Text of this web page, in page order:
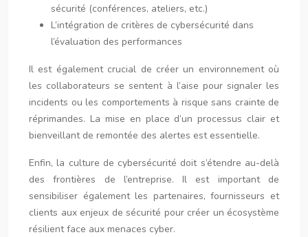
sécurité (conférences, ateliers, etc.)
L’intégration de critères de cybersécurité dans
l’évaluation des performances
Il est également crucial de créer un environnement où
les collaborateurs se sentent à l’aise pour signaler les
incidents ou les comportements à risque sans crainte de
réprimandes. La mise en place d’un processus clair et
bienveillant de remontée des alertes est essentielle.
Enfin, la culture de cybersécurité doit s’étendre au-delà
des frontières de l’entreprise. Il est important de
sensibiliser également les partenaires, fournisseurs et
clients aux enjeux de sécurité pour créer un écosystème
résilient face aux menaces cyber.